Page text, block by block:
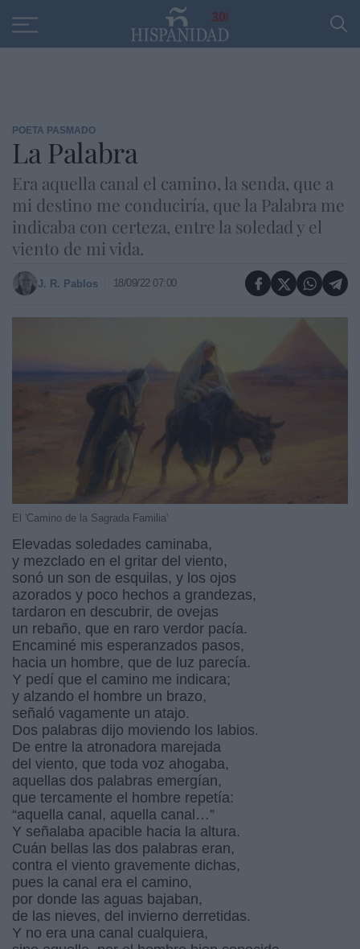
30
POETA PASMADO
La Palabra
Era aquella canal el camino, la senda, que a
mi destino me conduciría, que la Palabra me
indicaba con certeza, entre la soledad y el
viento de mi vida.
J. R. Pablos 18/09/22 07:00
El 'Camino de la Sagrada Familia'
Elevadas soledades caminaba,
y mezclado en el gritar del viento,
sonó un son de esquilas, y los ojos
azorados y poco hechos a grandezas,
tardaron en descubrir, de ovejas
un rebaño, que en raro verdor pacía.
Encaminé mis esperanzados pasos,
hacia un hombre, que de luz parecía.
Y pedí que el camino me indicara;
y alzando el hombre un brazo,
señaló vagamente un atajo.
Dos palabras dijo moviendo los labios.
De entre la atronadora marejada
del viento, que toda voz ahogaba,
aquellas dos palabras emergían,
que tercamente el hombre repetía:
“aquella canal, aquella canal…”
Y señalaba apacible hacia la altura.
Cuán bellas las dos palabras eran,
contra el viento gravemente dichas,
pues la canal era el camino,
por donde las aguas bajaban,
de las nieves, del invierno derretidas.
Y no era una canal cualquiera,